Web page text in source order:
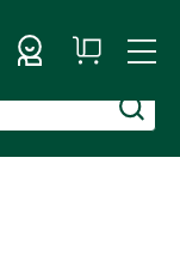
Logg inn
Handlekurv